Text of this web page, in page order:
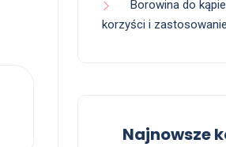
Borowina do
korzyści i
Najnowsze